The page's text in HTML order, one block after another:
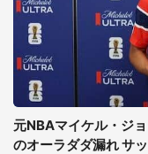
元NBAマイケル・ジ
のオーラダダ漏れ サ